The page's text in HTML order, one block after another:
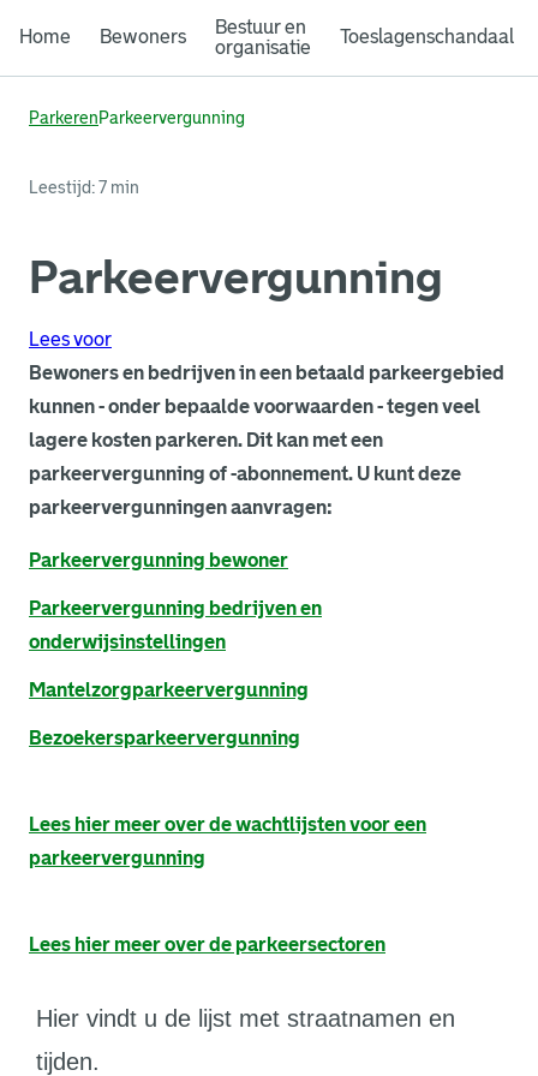
Home Bewoners
Bestuur en
organisatie
Toeslagenschandaal
ParkerenParkeervergunning
Leestijd: 7 min
Parkeervergunning
Lees voor
Bewoners en bedrijven in een betaald parkeergebied
kunnen - onder bepaalde voorwaarden - tegen veel
lagere kosten parkeren. Dit kan met een
parkeervergunning of -abonnement. U kunt deze
parkeervergunningen aanvragen:
Parkeervergunning bewoner
Parkeervergunning bedrijven en
onderwijsinstellingen
Mantelzorgparkeervergunning
Bezoekersparkeervergunning
Lees hier meer over de wachtlijsten voor een
parkeervergunning
Lees hier meer over de parkeersectoren
Hier vindt u de lijst met straatnamen en
tijden.